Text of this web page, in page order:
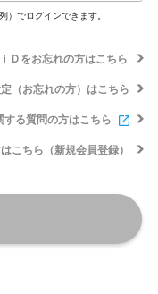
）でログインできます。
Ｄをお忘れの方はこちら
（お忘れの方）はこちら
する質問の方はこちら
こちら（新規会員登録）